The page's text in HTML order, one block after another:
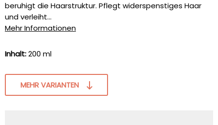
beruhigt die Haarstruktur. Pflegt widerspenstiges Haar
und verleiht...
Mehr Informationen
Inhalt:200 ml
MEHR VARIANTEN